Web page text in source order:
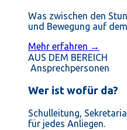
Was zwischen den
und Bewegung auf
Mehr erfahren →
AUS DEM BEREICH
Ansprechpersonen
Wer ist wofür da?
Schulleitung,
für jedes Anliegen.